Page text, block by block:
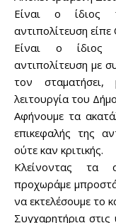
Είναι ο ίδιος
αντιπολίτευση
Είναι ο ίδιος
αντιπολίτευση με
τον
λειτουργία του
Αφήνουμε τα
επικεφαλής της
ούτε καν κριτικής.
Κλείνοντας τα
προχωράμε
να εκτελέσουμε το
Συγχαρητήρια